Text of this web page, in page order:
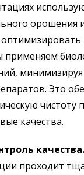
орошения
Это
чистоту
качества.
качества.
проходит